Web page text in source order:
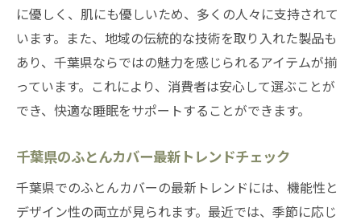
に優しく、肌にも優しいため、多くの人々に支持されて
います。また、地域の伝統的な技術を取り入れた製品も
あり、千葉県ならではの魅力を感じられるアイテムが揃
っています。これにより、消費者は安心して選ぶことが
でき、快適な睡眠をサポートすることができます。
千葉県のふとんカバー最新トレンドチェック
千葉県でのふとんカバーの最新トレンドには、機能性と
デザイン性の両立が見られます。最近では、季節に応じ